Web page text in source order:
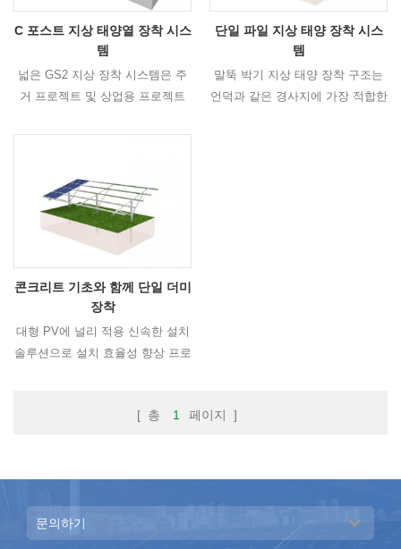
C 포스트 지상 태양열 장착 시스
템
넓은 GS2 지상 장착 시스템은 주
거 프로젝트 및 상업용 프로젝트
일을 사용하여 구동 기초를 사용하
단일 파일 지상 태양 장착 시스
템
말뚝 박기 지상 태양 장착 구조는
언덕과 같은 경사지에 가장 적합한
콘크리트 기초와 함께 단일 더미
장착
대형 PV에 널리 적용 신속한 설치
솔루션으로 설치 효율성 향상 프로
[ 총 1 페이지 ]
문의하기